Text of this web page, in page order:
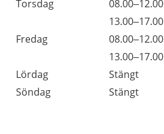
Torsdag
08.00–12.00
13.00–17.00
Fredag
08.00–12.00
13.00–17.00
Lördag
Stängt
Söndag
Stängt